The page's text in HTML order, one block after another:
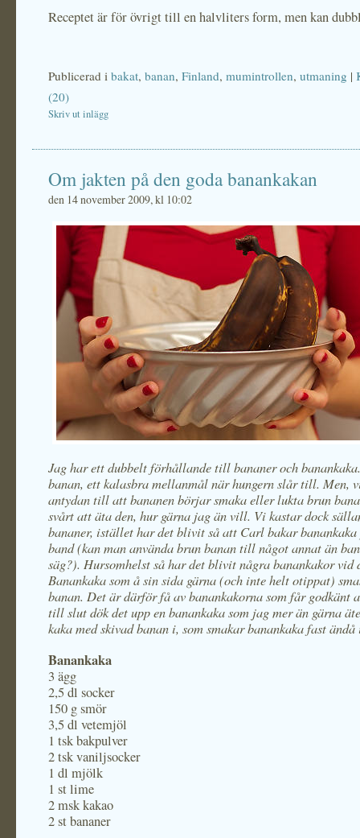
Receptet är för övrigt till en halvliters form, men kan
Publicerad i bakat, banan, Finland, mumintrollen, utmaning |
(20)
Skriv ut inlägg
Om jakten på den goda banankakan
den 14 november 2009, kl 10:02
Jag har ett dubbelt förhållande till bananer och
banan, ett kalasbra mellanmål när hungern slår till. Men,
antydan till att bananen börjar smaka eller lukta brun
svårt att äta den, hur gärna jag än vill. Vi kastar dock
bananer, istället har det blivit så att Carl bakar banankaka
band (kan man använda brun banan till något annat än
säg?). Hursomhelst så har det blivit några banankakor vid
Banankaka som å sin sida gärna (och inte helt otippat)
banan. Det är därför få av banankakorna som får godkänt
till slut dök det upp en banankaka som jag mer än gärna
kaka med skivad banan i, som smakar banankaka fast ändå
Banankaka
3 ägg
2,5 dl socker
150 g smör
3,5 dl vetemjöl
1 tsk bakpulver
2 tsk vaniljsocker
1 dl mjölk
1 st lime
2 msk kakao
2 st bananer